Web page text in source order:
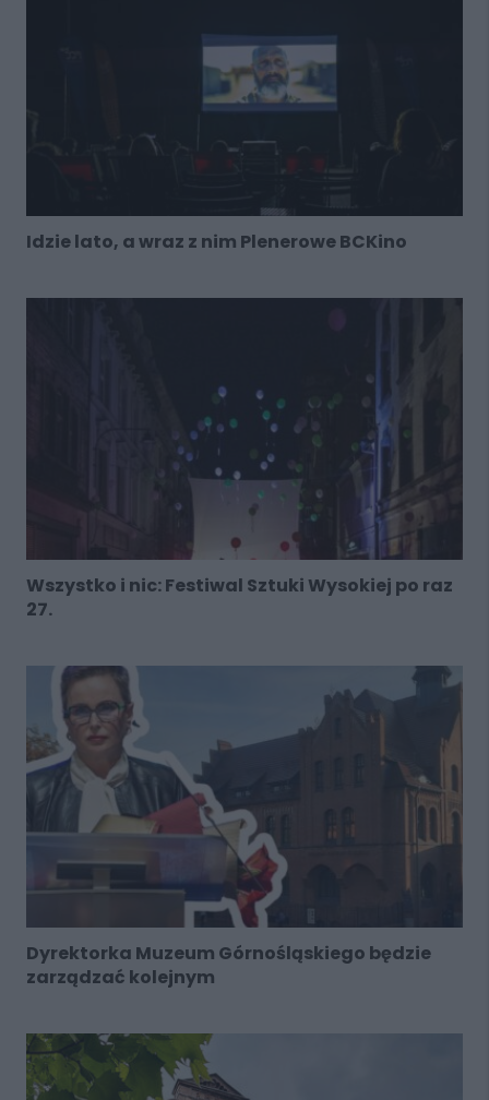
Idzie lato, a wraz z nim Plenerowe BCKino
Wszystko i nic: Festiwal Sztuki Wysokiej po raz
27.
Dyrektorka Muzeum Górnośląskiego będzie
zarządzać kolejnym